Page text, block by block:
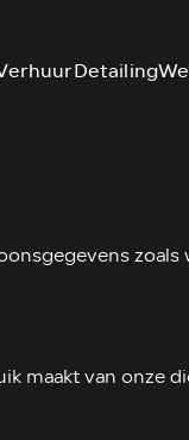
Detailing
maakt van onze